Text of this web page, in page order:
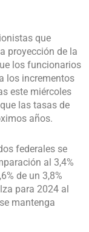
que
proyección de la
los funcionarios
los incrementos
este miércoles
las tasas de
años.
federales se
al 3,4%
de un 3,8%
para 2024 al
mantenga